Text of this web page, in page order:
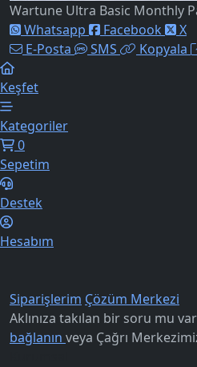
Wartune Ultra Basic Monthly
Whatsapp
Facebook
X
E-Posta
SMS Kopyala
Keşfet
Kategoriler
0
Sepetim
Destek
Hesabım
Siparişlerim Çözüm Merkezi
Aklınıza takılan bir soru mu
bağlanın veya Çağrı